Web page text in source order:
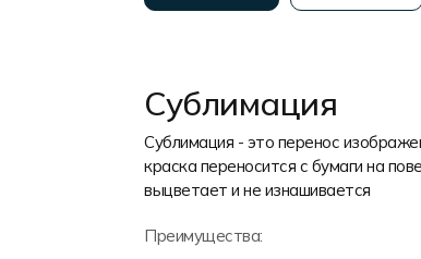
Сублимация
Сублимация - это перенос
краска переносится с бумаги на
выцветает и не изнашивается
Преимущества: